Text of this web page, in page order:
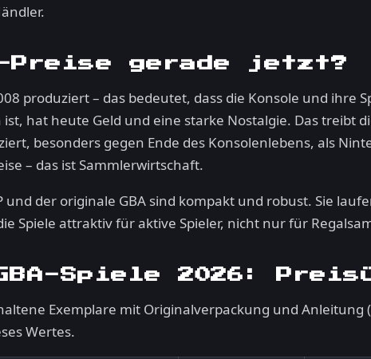
Preise gerade jetzt?
produziert – das bedeutet, dass die Konsole und ihre
hat heute Geld und eine starke Nostalgie. Das treibt
besonders gegen Ende des Konsolenlebens, als
– das ist Sammlerwirtschaft.
und der originale GBA sind kompakt und robust. Sie
Spiele attraktiv für aktive Spieler, nicht nur für
Spiele 2026:
Exemplare mit Originalverpackung und Anleitung
Wertes.